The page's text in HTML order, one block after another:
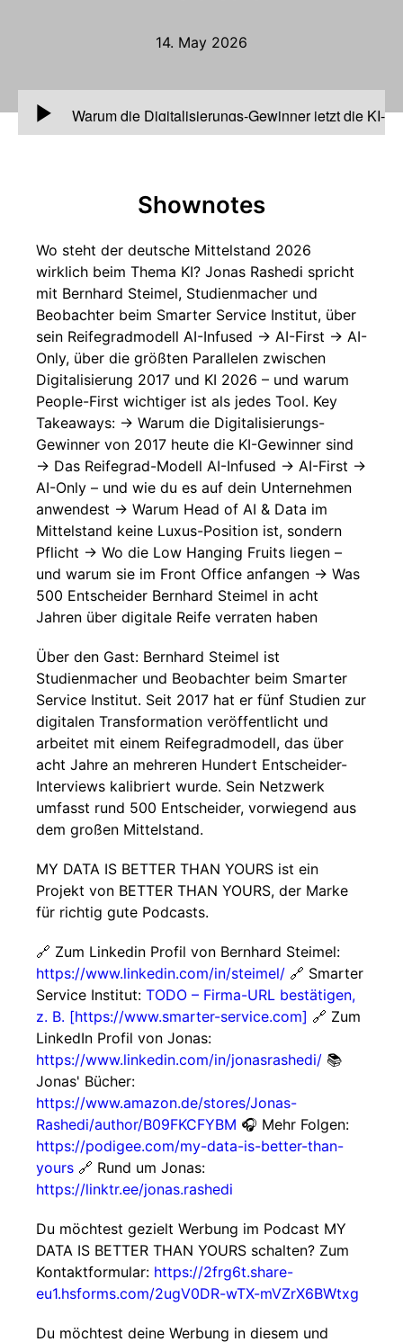
14. May 2026
00:00
Warum die Digitalisierungs-Gewinner jetzt die KI-
Gewinner werden – mit Bernhard Steimel,
Shownotes
Wo steht der deutsche Mittelstand 2026
wirklich beim Thema KI? Jonas Rashedi spricht
mit Bernhard Steimel, Studienmacher und
Beobachter beim Smarter Service Institut, über
sein Reifegradmodell AI-Infused → AI-First → AI-
Only, über die größten Parallelen zwischen
Digitalisierung 2017 und KI 2026 – und warum
People-First wichtiger ist als jedes Tool. Key
Takeaways: → Warum die Digitalisierungs-
Gewinner von 2017 heute die KI-Gewinner sind
→ Das Reifegrad-Modell AI-Infused → AI-First →
AI-Only – und wie du es auf dein Unternehmen
anwendest → Warum Head of AI & Data im
Mittelstand keine Luxus-Position ist, sondern
Pflicht → Wo die Low Hanging Fruits liegen –
und warum sie im Front Office anfangen → Was
500 Entscheider Bernhard Steimel in acht
Jahren über digitale Reife verraten haben
Über den Gast: Bernhard Steimel ist
Studienmacher und Beobachter beim Smarter
Service Institut. Seit 2017 hat er fünf Studien zur
digitalen Transformation veröffentlicht und
arbeitet mit einem Reifegradmodell, das über
acht Jahre an mehreren Hundert Entscheider-
Interviews kalibriert wurde. Sein Netzwerk
umfasst rund 500 Entscheider, vorwiegend aus
dem großen Mittelstand.
MY DATA IS BETTER THAN YOURS ist ein
Projekt von BETTER THAN YOURS, der Marke
für richtig gute Podcasts.
🔗 Zum Linkedin Profil von Bernhard Steimel:
https://www.linkedin.com/in/steimel/ 🔗 Smarter
Service Institut: TODO – Firma-URL bestätigen,
z. B. [https://www.smarter-service.com] 🔗 Zum
LinkedIn Profil von Jonas:
https://www.linkedin.com/in/jonasrashedi/ 📚
Jonas' Bücher:
https://www.amazon.de/stores/Jonas-
Rashedi/author/B09FKCFYBM 🎧 Mehr Folgen:
https://podigee.com/my-data-is-better-than-
yours 🔗 Rund um Jonas:
https://linktr.ee/jonas.rashedi
Du möchtest gezielt Werbung im Podcast MY
DATA IS BETTER THAN YOURS schalten? Zum
Kontaktformular: https://2frg6t.share-
eu1.hsforms.com/2ugV0DR-wTX-mVZrX6BWtxg
Du möchtest deine Werbung in diesem und